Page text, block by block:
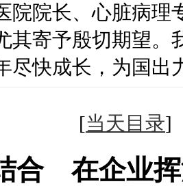
院院长、心脏病理
其寄予殷切期望。
尽快成长，为国出
[当天目录
合 在企业挥